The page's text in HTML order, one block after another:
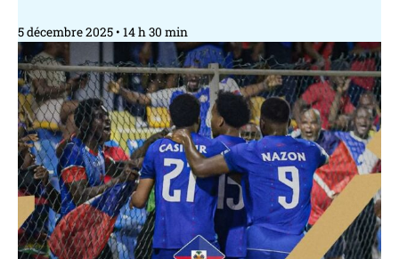
5 décembre 2025 14 h 30 min